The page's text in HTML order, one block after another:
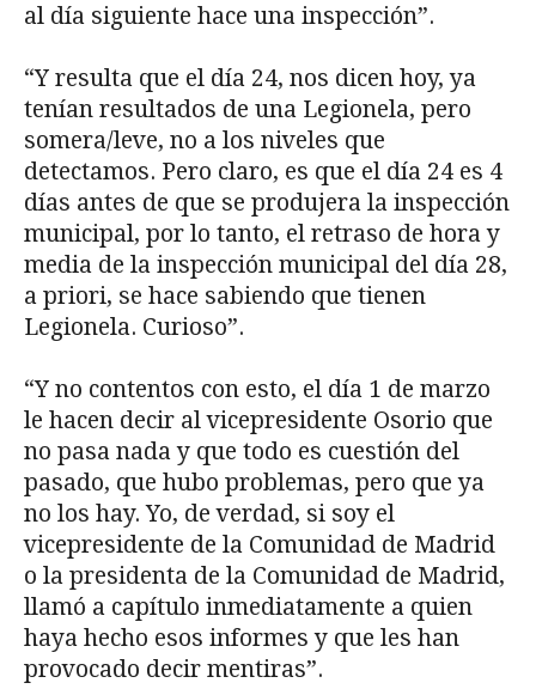
al día siguiente hace una inspección”.
“Y resulta que el día 24, nos dicen hoy, ya
tenían resultados de una Legionela, pero
somera/leve, no a los niveles que
detectamos. Pero claro, es que el día 24 es 4
días antes de que se produjera la inspección
municipal, por lo tanto, el retraso de hora y
media de la inspección municipal del día 28,
a priori, se hace sabiendo que tienen
Legionela. Curioso”.
“Y no contentos con esto, el día 1 de marzo
le hacen decir al vicepresidente Osorio que
no pasa nada y que todo es cuestión del
pasado, que hubo problemas, pero que ya
no los hay. Yo, de verdad, si soy el
vicepresidente de la Comunidad de Madrid
o la presidenta de la Comunidad de Madrid,
llamó a capítulo inmediatamente a quien
haya hecho esos informes y que les han
provocado decir mentiras”.